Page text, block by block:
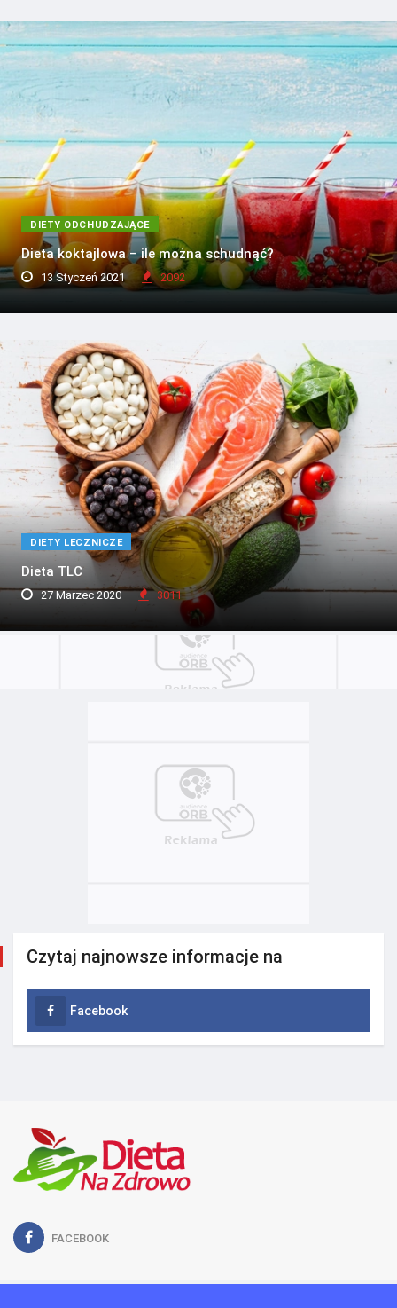
DIETY ODCHUDZAJĄCE
Dieta koktajlowa – ile można schudnąć?
13 Styczeń 2021 2092
DIETY LECZNICZE
Dieta TLC
27 Marzec 2020 3011
Czytaj najnowsze informacje na
Facebook
FACEBOOK